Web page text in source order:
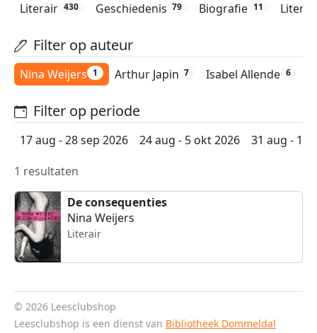
Literair 430 Geschiedenis 79 Biografie 11
Filter op auteur
Arthur Japin 7 Isabel Allende 6
Nina Weijers 1
Filter op periode
17 aug - 28 sep 2026 24 aug - 5 okt 2026
31 aug - 12
1 resultaten
De consequenties
Nina Weijers
Literair
© 2026 Leesclubshop
Leesclubshop is een dienst van Bibliotheek Dommeldal